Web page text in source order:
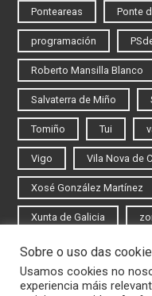
Ponteareas Ponte
programación
Roberto Mansilla Blanco
Salvaterra de Miño
Tomiño Tui
Vigo Vila Nova de
Xosé González Martínez
Xunta de Galicia
Iniciar sesión
Rexistrarse
Sobre o uso das
Usamos cookies no
experiencia máis